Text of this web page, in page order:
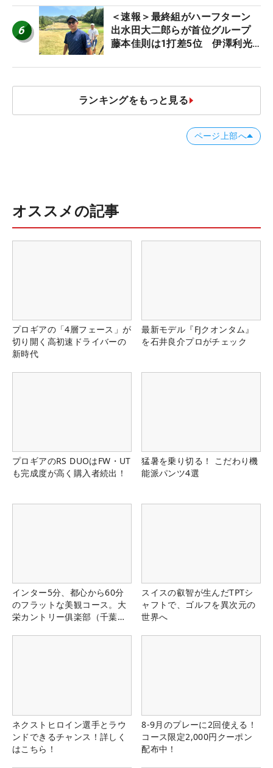
6
＜速報＞最終組がハーフターン
出水田大二郎らが首位グループ
藤本佳則は1打差5位 伊澤利光
JOYX OPEN】
ランキングをもっと見る
ページ上部へ
オススメの記事
プロギアの「4層フェース」が
切り開く高初速ドライバーの
新時代
最新モデル『FJクオンタム』
を石井良介プロがチェック
プロギアのRS DUOはFW・UT
も完成度が高く購入者続出！
猛暑を乗り切る！ こだわり機
能派パンツ4選
インター5分、都心から60分
のフラットな美観コース。大
栄カントリー俱楽部（千葉
スイスの叡智が生んだTPTシ
ャフトで、ゴルフを異次元の
世界へ
ネクストヒロイン選手とラウ
ンドできるチャンス！詳しく
はこちら！
8-9月のプレーに2回使える！
コース限定2,000円クーポン
配布中！